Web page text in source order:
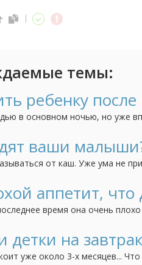
темы:
ребенку после
в основном ночью, но уже
ваши
от каш. Уже ума не
аппетит, что
время она очень
или нормальных порциях,
ничего не есть. Накормить
детки на
уже около 3-х месяцев...